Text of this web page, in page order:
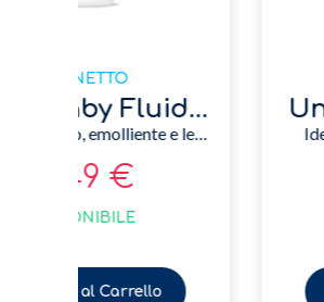
N5 2 Polvere
Dal 6° al 12° mese
Aggiungi al Carrello